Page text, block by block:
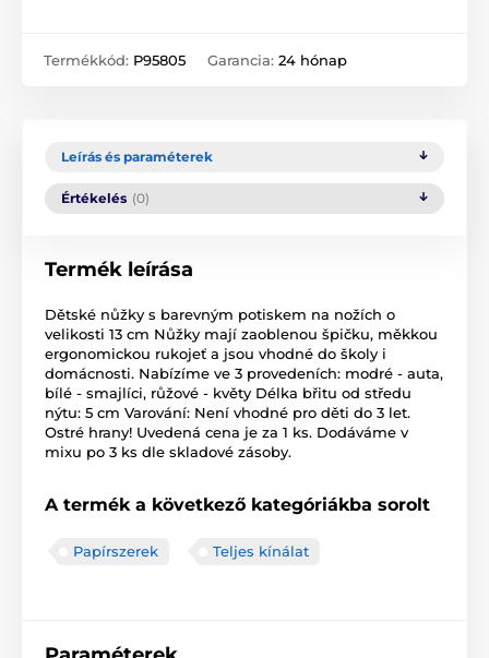
Termékkód: P95805 Garancia: 24 hónap
Leírás és paraméterek
Értékelés (0)
Termék leírása
Dětské nůžky s barevným potiskem na nožích o
velikosti 13 cm Nůžky mají zaoblenou špičku, měkkou
ergonomickou rukojeť a jsou vhodné do školy i
domácnosti. Nabízíme ve 3 provedeních: modré - auta,
bílé - smajlíci, růžové - květy Délka břitu od středu
nýtu: 5 cm Varování: Není vhodné pro děti do 3 let.
Ostré hrany! Uvedená cena je za 1 ks. Dodáváme v
mixu po 3 ks dle skladové zásoby.
A termék a következő kategóriákba sorolt
Papírszerek Teljes kínálat